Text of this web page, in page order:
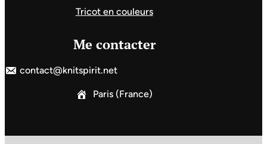
Tricot en couleurs
Me contacter
contact@knitspirit.net
Paris (France)